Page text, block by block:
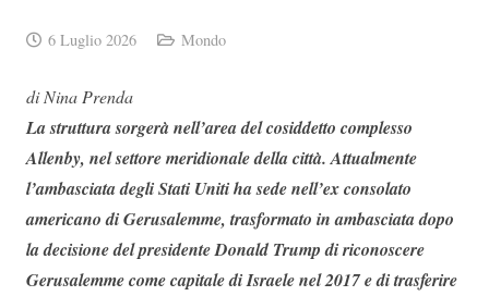
6 Luglio 2026 Mondo
di Nina Prenda
La struttura sorgerà nell’area del cosiddetto complesso
Allenby, nel settore meridionale della città. Attualmente
l’ambasciata degli Stati Uniti ha sede nell’ex consolato
americano di Gerusalemme, trasformato in ambasciata dopo
la decisione del presidente Donald Trump di riconoscere
Gerusalemme come capitale di Israele nel 2017 e di trasferire